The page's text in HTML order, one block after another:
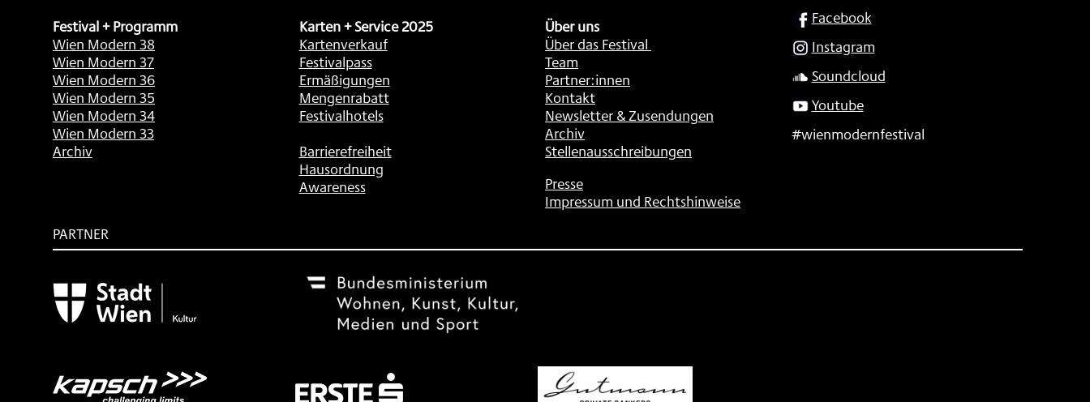
Festival + Programm
Wien Modern 38
Wien Modern 37
Wien Modern 36
Wien Modern 35
Wien Modern 34
Wien Modern 33
Archiv
Karten + Service 2025
Kartenverkauf
Festivalpass
Ermäßigungen
Mengenrabatt
Festivalhotels
Barrierefreiheit
Hausordnung
Awareness
Über uns
Über das Festival
Team
Partner:innen
Kontakt
Newsletter & Zusendungen
Archiv
Stellenausschreibungen
Presse
Impressum und Rechtshinweise
SOCIAL
Facebook
Instagram
Soundcloud
Youtube
#wienmodernfestival
PARTNER